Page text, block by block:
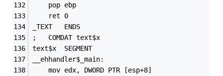
	pop	ebp
	ret	0
_TEXT	ENDS
;	COMDAT text$x
text$x	SEGMENT
__ehhandler$_main:
	mov	edx, DWORD PTR [esp+8]